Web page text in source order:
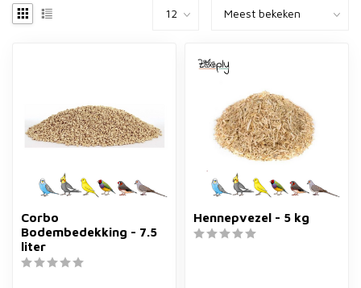
Corbo
Bodembedekking - 7.5
liter
Hennepvezel - 5 kg